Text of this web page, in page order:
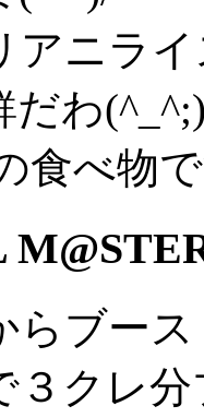
アニラ
だわ
食べ物
らブー
３クレ